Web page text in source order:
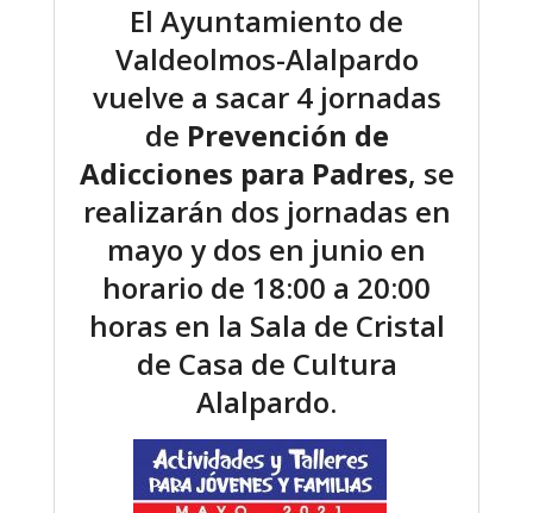
El Ayuntamiento de
Valdeolmos-Alalpardo
vuelve a sacar 4 jornadas
de Prevención de
Adicciones para Padres, se
realizarán dos jornadas en
mayo y dos en junio en
horario de 18:00 a 20:00
horas en la Sala de Cristal
de Casa de Cultura
Alalpardo.